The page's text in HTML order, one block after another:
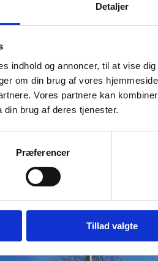
Detaljer
indhold og annoncer, til at vise
om din brug af vores
Vores partnere kan
brug af deres tjenester.
Præferencer
Tillad valgte